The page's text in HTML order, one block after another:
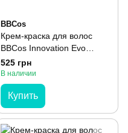
BBCos
Крем-краска для волос
BBCos Innovation Evo
№10.26 Blond Extra Light
Pink 100 мл
525 грн
В наличии
Купить